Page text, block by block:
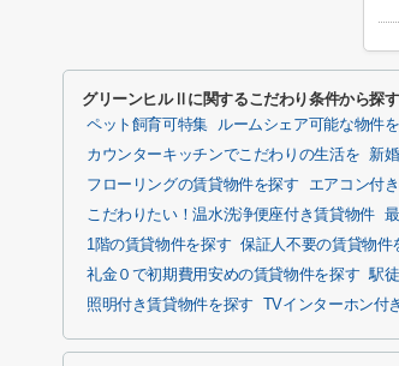
グリーンヒルⅡに関するこだわり条件から探す
ペット飼育可特集 ルームシェア可能な物件
カウンターキッチンでこだわりの生活を
新
フローリングの賃貸物件を探す
エアコン付
こだわりたい！温水洗浄便座付き賃貸物件
1階の賃貸物件を探す 保証人不要の賃貸物件
礼金０で初期費用安めの賃貸物件を探す 駅
照明付き賃貸物件を探す
TVインターホン付